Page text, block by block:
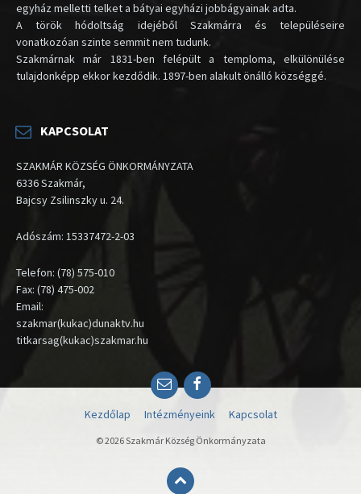
egyház melletti telket a bátyai egyházi jobbágyainak adta.
A török hódoltság idejéből Szakmárra és településeire
vonatkozóan szinte semmit nem tudunk.
Szakmárnak már 1831-ben felépült a temploma, elkülönülése
tulajdonképp ekkor kezdődik. 1897-ben alakult önálló községgé.
KAPCSOLAT
SZAKMÁR KÖZSÉG ÖNKORMÁNYZATA
6336 Szakmár,
Bajcsy Zsilinszky u. 24.
Adószám: 15337472-2-03
Telefon: (78) 575-010
Fax: (78) 475-002
Email:
szakmar(kukac)dunaktv.hu
titkarsag(kukac)szakmar.hu
EmailFacebook
Kezdőlap Intézményeink Kapcsolat
© 2026 Szakmár Község Önkormányzata